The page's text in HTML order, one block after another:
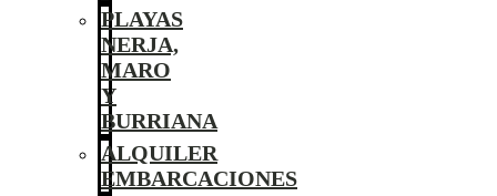
PLAYAS
NERJA,
MARO
Y
BURRIANA
ALQUILER
EMBARCACIONES